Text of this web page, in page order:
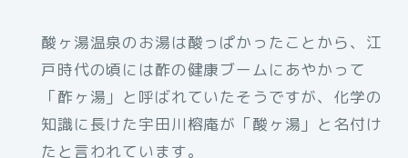
酸ヶ湯温泉のお湯は酸っぱかったことから、江
戸時代の頃には酢の健康ブームにあやかって
「酢ヶ湯」と呼ばれていたそうですが、化学の
知識に長けた宇田川榕庵が「酸ヶ湯」と名付け
たと言われています。